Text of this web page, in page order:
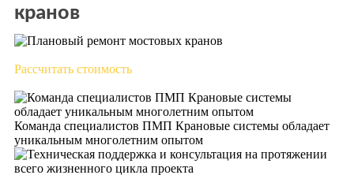
кранов
Рассчитать стоимость
Команда специалистов ПМП Крановые системы обладает
уникальным многолетним опытом